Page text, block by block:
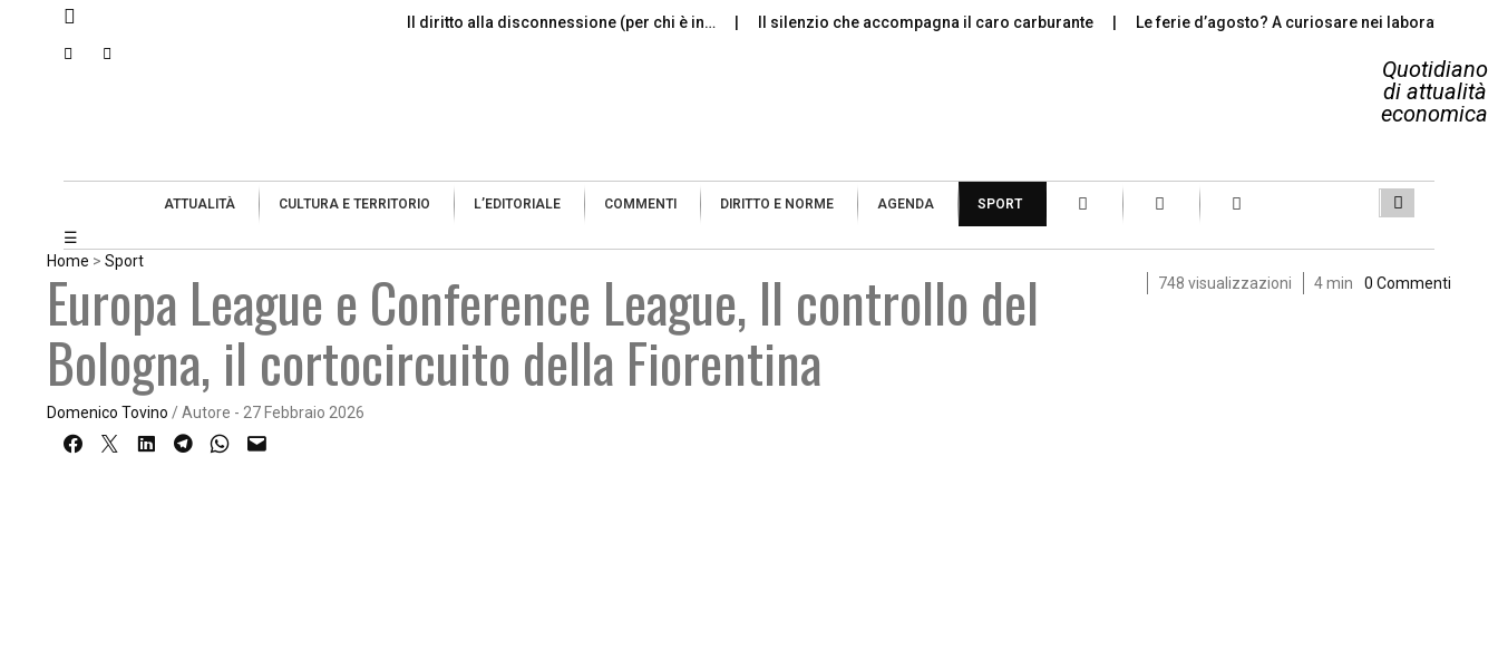
Il diritto alla disconnessione (per chi è in… Il silenzio che accompagna il caro carburante Le ferie d’agosto? A curiosare nei laboratori
Quotidiano
di attualità
economica
ATTUALITÀ CULTURA E TERRITORIO L’EDITORIALE COMMENTI DIRITTO E NORME AGENDA SPORT
☰
Home > Sport
748 visualizzazioni
4 min 0 Commenti
Europa League e Conference League, Il controllo del
Bologna, il cortocircuito della Fiorentina
Domenico Tovino / Autore - 27 Febbraio 2026